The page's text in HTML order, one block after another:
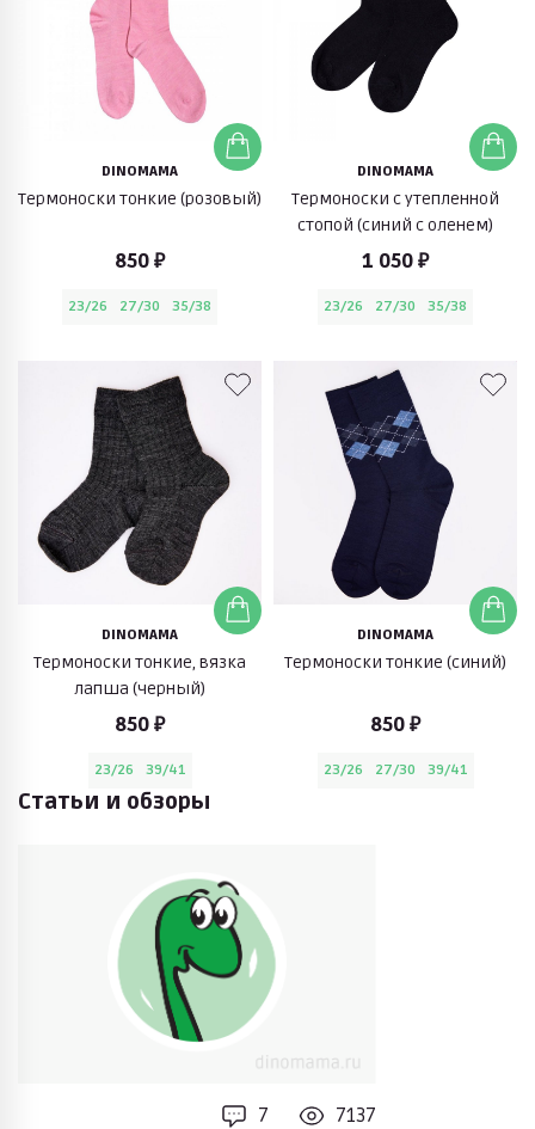
DINOMAMA
Термоноски тонкие (розовый)
850 ₽
23/26 27/30 35/38
DINOMAMA
Термоноски с утепленной
стопой (синий с оленем)
1 050 ₽
23/26 27/30 35/38
DINOMAMA
Термоноски тонкие, вязка
лапша (черный)
850 ₽
23/26 39/41
DINOMAMA
Термоноски тонкие (синий)
850 ₽
23/26 27/30 39/41
Статьи и обзоры
7
7137